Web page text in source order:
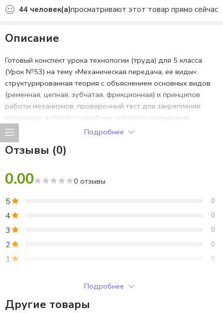
44 человек(а)просматривают этот товар прямо сейчас
Описание
Готовый конспект урока технологии (труда) для 5 класса
(Урок №53) на тему «Механическая передача, ее виды»:
структурированная теория с объяснением основных видов
(ременная, цепная, зубчатая, фрикционная) и принципов
работы механизмов, проверочный тест для закрепления
материала, а также подробные критерии оценивания
ответов и практических заданий. Удобный план-конспект
соответствует ФГОС, содержит наглядные схемы и таблицы
для классификации передач, позволяя быстро
учащихся. Скачивайте готовую методическую разработку с
теорией, тестом и системой оценки для 5 класса.
Подробнее
Отзывы (0)
0.00 0 отзывы
5 0
4 0
3 0
2 0
1 0
Только зарегистрированные клиенты, купившие этот товар,
могут публиковать отзывы.
Подробнее
Другие товары